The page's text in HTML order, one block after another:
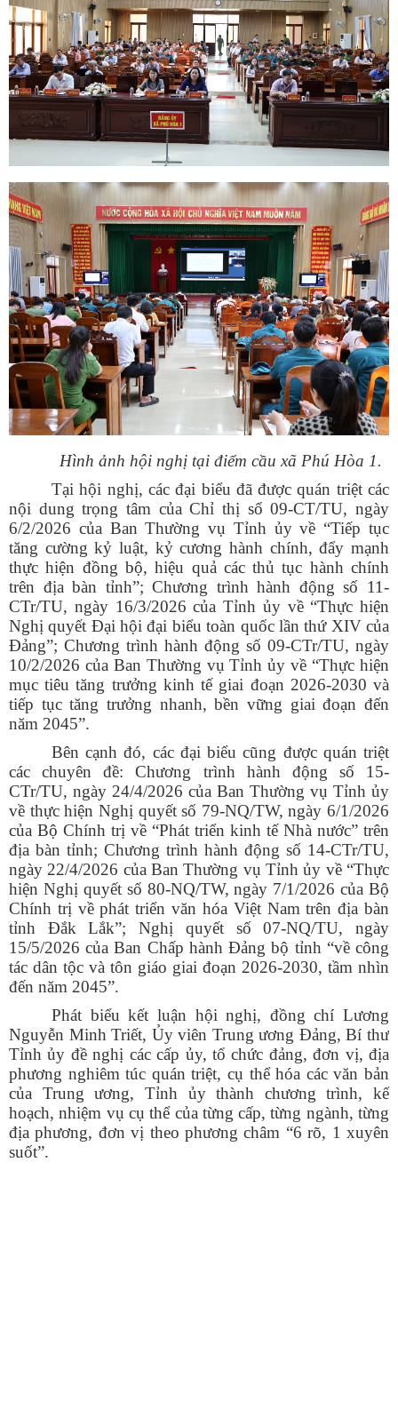
Hình ảnh hội nghị tại điểm cầu xã Phú Hòa 1.
Tại hội nghị, các đại biểu đã được quán triệt các
nội dung trọng tâm của Chỉ thị số 09-CT/TU, ngày
6/2/2026 của Ban Thường vụ Tỉnh ủy về “Tiếp tục
tăng cường kỷ luật, kỷ cương hành chính, đẩy mạnh
thực hiện đồng bộ, hiệu quả các thủ tục hành chính
trên địa bàn tỉnh”; Chương trình hành động số 11-
CTr/TU, ngày 16/3/2026 của Tỉnh ủy về “Thực hiện
Nghị quyết Đại hội đại biểu toàn quốc lần thứ XIV của
Đảng”; Chương trình hành động số 09-CTr/TU, ngày
10/2/2026 của Ban Thường vụ Tỉnh ủy về “Thực hiện
mục tiêu tăng trưởng kinh tế giai đoạn 2026-2030 và
tiếp tục tăng trưởng nhanh, bền vững giai đoạn đến
năm 2045”.
Bên cạnh đó, các đại biểu cũng được quán triệt
các chuyên đề: Chương trình hành động số 15-
CTr/TU, ngày 24/4/2026 của Ban Thường vụ Tỉnh ủy
về thực hiện Nghị quyết số 79-NQ/TW, ngày 6/1/2026
của Bộ Chính trị về “Phát triển kinh tế Nhà nước” trên
địa bàn tỉnh; Chương trình hành động số 14-CTr/TU,
ngày 22/4/2026 của Ban Thường vụ Tỉnh ủy về “Thực
hiện Nghị quyết số 80-NQ/TW, ngày 7/1/2026 của Bộ
Chính trị về phát triển văn hóa Việt Nam trên địa bàn
tỉnh Đắk Lắk”; Nghị quyết số 07-NQ/TU, ngày
15/5/2026 của Ban Chấp hành Đảng bộ tỉnh “về công
tác dân tộc và tôn giáo giai đoạn 2026-2030, tầm nhìn
đến năm 2045”.
Phát biểu kết luận hội nghị, đồng chí Lương
Nguyễn Minh Triết, Ủy viên Trung ương Đảng, Bí thư
Tỉnh ủy đề nghị các cấp ủy, tổ chức đảng, đơn vị, địa
phương nghiêm túc quán triệt, cụ thể hóa các văn bản
của Trung ương, Tỉnh ủy thành chương trình, kế
hoạch, nhiệm vụ cụ thể của từng cấp, từng ngành, từng
địa phương, đơn vị theo phương châm “6 rõ, 1 xuyên
suốt”.